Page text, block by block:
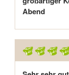
Abend